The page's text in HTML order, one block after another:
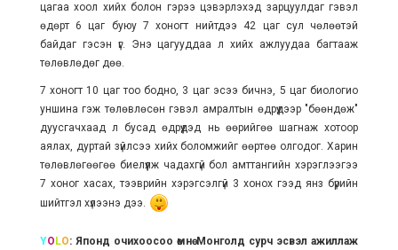
цагаа хоол хийх болон гэрээ цэвэрлэхэд зарцуулдаг гэвэл
өдөрт 6 цаг буюу 7 хоногт нийтдээ 42 цаг сул чөлөөтэй
байдаг гэсэн үг. Энэ цагууддаа л хийх ажлуудаа багтааж
төлөвлөдөг дөө.
7 хоногт 10 цаг тоо бодно, 3 цаг эсээ бичнэ, 5 цаг биологио
уншина гэж төлөвлөсөн гэвэл амралтын өдрүүдээр "бөөндөж"
дуусгачхаад л бусад өдрүүдэд нь өөрийгөө шагнаж хотоор
аялах, дуртай зүйлсээ хийх боломжийг өөртөө олгодог. Харин
төлөвлөгөөгөө биелүүлж чадахгүй бол амттангийн хэрэглээгээ
7 хоног хасах, тээврийн хэрэгсэлгүй 3 хонох гээд янз бүрийн
шийтгэл хүлээнэ дээ.
YO LO: Японд очихоосоо өмнө Монголд сурч эсвэл ажиллаж